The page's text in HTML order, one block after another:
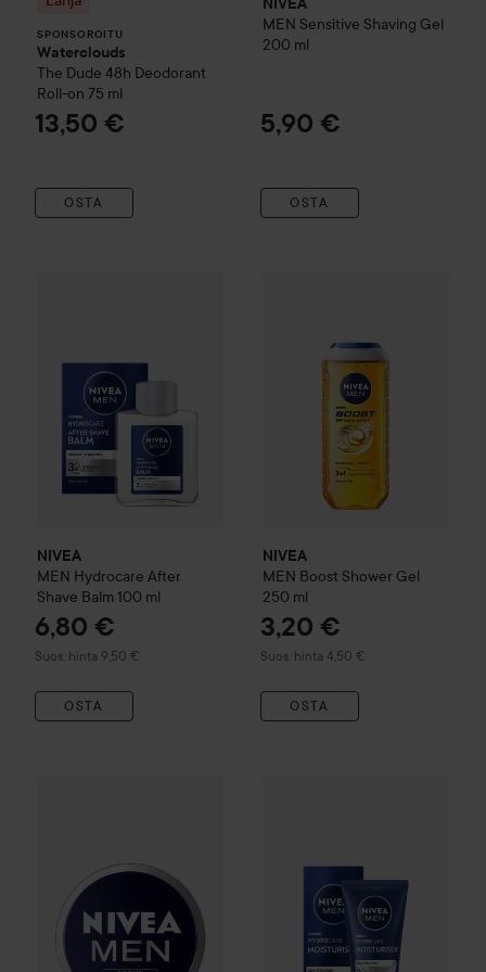
SPONSOROITU
Waterclouds
The Dude 48h Deodorant
Roll-on 75 ml
13,50 €
OSTA
MEN Sensitive Shaving Gel
200 ml
5,90 €
OSTA
NIVEA
MEN Hydrocare After
Shave Balm 100 ml
6,80 €
Suos. hinta 9,50 €
Suositeltu hinta 9,50 €
OSTA
NIVEA
MEN Boost Shower Gel
250 ml
3,20 €
Suos. hinta 4,50 €
Suositeltu hinta 4,50 €
OSTA